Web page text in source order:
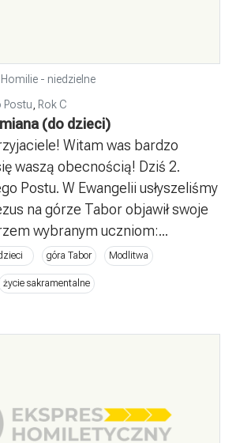
Homilie - niedzielne
Postu
Rok C
(do dzieci)
Witam was bardzo
waszą obecnością! Dziś 2.
Postu. W Ewangelii usłyszeliśmy
na górze Tabor objawił swoje
wybranym uczniom:...
góra Tabor Modlitwa
życie sakramentalne